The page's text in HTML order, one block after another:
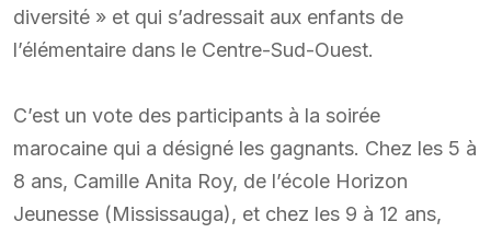
diversité » et qui s’adressait aux enfants de
l’élémentaire dans le Centre-Sud-Ouest.
C’est un vote des participants à la soirée
marocaine qui a désigné les gagnants. Chez les 5 à
8 ans, Camille Anita Roy, de l’école Horizon
Jeunesse (Mississauga), et chez les 9 à 12 ans,